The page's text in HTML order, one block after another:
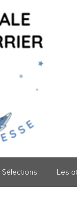
Sélections Les